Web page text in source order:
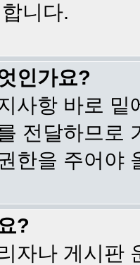
니다.
인가요?
사항 바로
전달하므로
한을 주어야
?
자나 게시판